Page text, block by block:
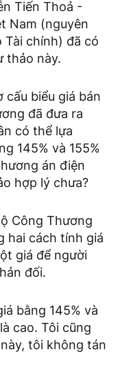
Tiến Thoả -
Nam (nguyên
Tài chính) đã có
thảo này.
cấu biểu giá bán
đã đưa ra
có thể lựa
145% và 155%
án điện
hợp lý chưa?
Công Thương
hai cách tính giá
giá để người
đối.
bằng 145% và
cao. Tôi cũng
tôi không tán